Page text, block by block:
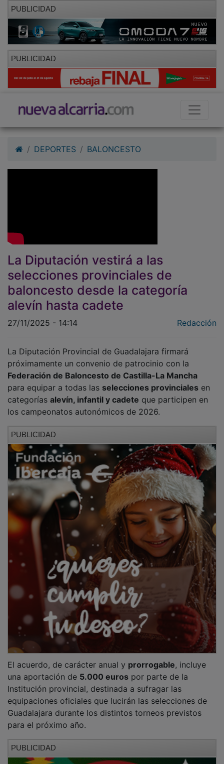
PUBLICIDAD
PUBLICIDAD
La Diputación vestirá a las
selecciones provinciales de
baloncesto desde la categoría
alevín hasta cadete
próximamente un convenio de patrocinio con la
Federación de Baloncesto de Castilla-La Mancha
para equipar a todas lasselecciones provinciales
categoríasalevín, infantil y cadeteque participen en
los campeonatos autonómicos de 2026.
una aportación de5.000 euros por parte de la
Institución provincial, destinada a sufragar las
equipaciones oficiales que lucirán las selecciones de
Guadalajara durante los distintos torneos previstos
para el próximo año.